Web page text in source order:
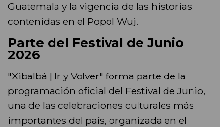
Guatemala y la vigencia de las historias
contenidas en el Popol Wuj.
Parte del Festival de Junio
2026
"Xibalbá | Ir y Volver" forma parte de la
programación oficial del Festival de Junio,
una de las celebraciones culturales más
importantes del país, organizada en el